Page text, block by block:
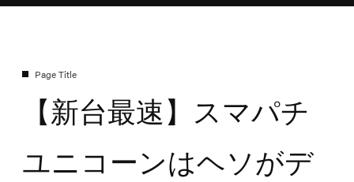
【新台最速】スマパチ
ユニコーンはヘソがデ